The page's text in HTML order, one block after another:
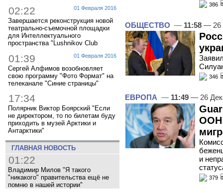
01 Февраля 2016
02:22
Завершается реконструкция новой
театрально-съемочной площадки
для Интеллектуального
пространства "Lushnikov Club
01 Февраля 2016
01:39
Сергей Алфимов возобновляет
свою программу "Фото Формат" на
телеканале "Синие страницы"
17:34
Полярник Виктор Боярский "Если
не директором, то по билетам буду
приходить в музей Арктики и
Антарктики"
ГЛАВНАЯ НОВОСТЬ
01:22
Владимир Милов "Я такого
"никакого" правительства ещё не
помню в нашей истории"
386
ОБЩЕСТВО — 11:58 — 26
346
ЕВРОПА — 11:49 — 26
ООН
и
379